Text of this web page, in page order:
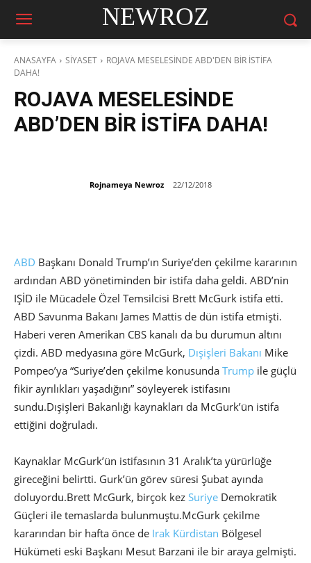
NEWROZ
ANASAYFA SİYASET
ROJAVA MESELESİNDE ABD'DEN BİR İSTİFA
DAHA!
ROJAVA MESELESİNDE
ABD’DEN BİR İSTİFA DAHA!
Rojnameya Newroz 22/12/2018
ABD Başkanı Donald Trump’ın Suriye’den çekilme kararının
ardından ABD yönetiminden bir istifa daha geldi. ABD’nin
IŞİD ile Mücadele Özel Temsilcisi Brett McGurk istifa etti.
ABD Savunma Bakanı James Mattis de dün istifa etmişti.
Haberi veren Amerikan CBS kanalı da bu durumun altını
çizdi. ABD medyasına göre McGurk, Dışişleri Bakanı Mike
Pompeo’ya “Suriye’den çekilme konusunda Trump ile güçlü
fikir ayrılıkları yaşadığını” söyleyerek istifasını
sundu.Dışişleri Bakanlığı kaynakları da McGurk’ün istifa
ettiğini doğruladı.
Kaynaklar McGurk’ün istifasının 31 Aralık’ta yürürlüğe
gireceğini belirtti. Gurk’ün görev süresi Şubat ayında
doluyordu.Brett McGurk, birçok kez Suriye Demokratik
Güçleri ile temaslarda bulunmuştu.McGurk çekilme
kararından bir hafta önce de Irak Kürdistan Bölgesel
Hükümeti eski Başkanı Mesut Barzani ile bir araya gelmişti.